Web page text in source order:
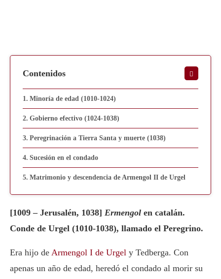
Contenidos
Minoría de edad (1010-1024)
Gobierno efectivo (1024-1038)
Peregrinación a Tierra Santa y muerte (1038)
Sucesión en el condado
Matrimonio y descendencia de Armengol II de Urgel
[1009 – Jerusalén, 1038] Ermengol en catalán.
Conde de Urgel (1010-1038), llamado el Peregrino.
Era hijo de Armengol I de Urgel y Tedberga. Con
apenas un año de edad, heredó el condado al morir su